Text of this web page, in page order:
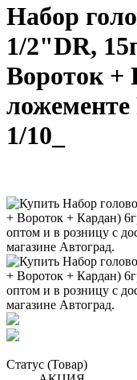
Набор
1/2"DR,
Вороток +
1/10_
Статус (Товар)